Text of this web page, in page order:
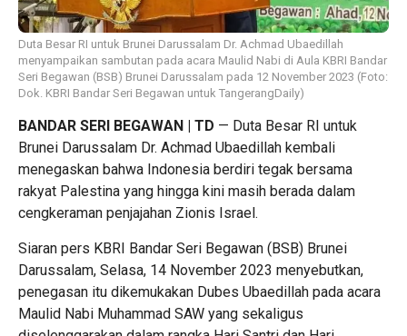
Duta Besar RI untuk Brunei Darussalam Dr. Achmad Ubaedillah
menyampaikan sambutan pada acara Maulid Nabi di Aula KBRI Bandar
Seri Begawan (BSB) Brunei Darussalam pada 12 November 2023 (Foto:
Dok. KBRI Bandar Seri Begawan untuk TangerangDaily)
BANDAR SERI BEGAWAN | TD — Duta Besar RI untuk
Brunei Darussalam Dr. Achmad Ubaedillah kembali
menegaskan bahwa Indonesia berdiri tegak bersama
rakyat Palestina yang hingga kini masih berada dalam
cengkeraman penjajahan Zionis Israel.
Siaran pers KBRI Bandar Seri Begawan (BSB) Brunei
Darussalam, Selasa, 14 November 2023 menyebutkan,
penegasan itu dikemukakan Dubes Ubaedillah pada acara
Maulid Nabi Muhammad SAW yang sekaligus